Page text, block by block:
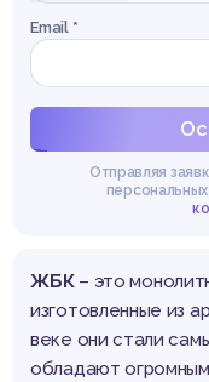
Email *
Отправляя
ЖБК – это
изготовленные из
веке они стали
обладают